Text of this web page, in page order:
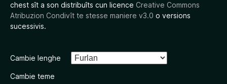
chest sît a son distribuîts cun licence Creative Commons
Atribuzion Condivît te stesse maniere v3.0 o versions
sucessivis.
Cambie lenghe
Cambie teme